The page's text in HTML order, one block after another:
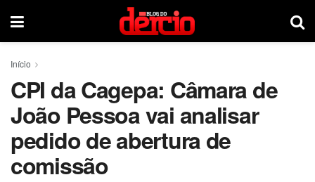
Início
CPI da Cagepa: Câmara de
João Pessoa vai analisar
pedido de abertura de
comissão